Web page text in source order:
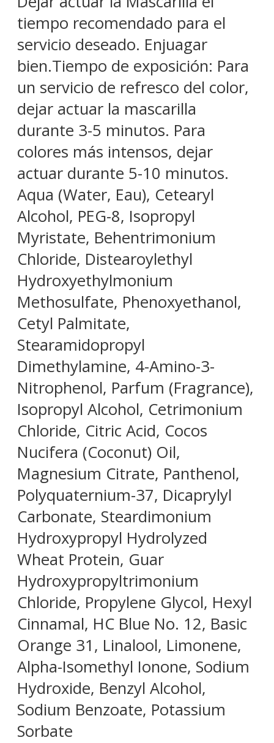
tiempo recomendado para el
servicio deseado. Enjuagar
bien.Tiempo de exposición: Para
un servicio de refresco del color,
dejar actuar la mascarilla
durante 3-5 minutos. Para
colores más intensos, dejar
actuar durante 5-10 minutos.
Aqua (Water, Eau), Cetearyl
Alcohol, PEG-8, Isopropyl
Myristate, Behentrimonium
Chloride, Distearoylethyl
Hydroxyethylmonium
Methosulfate, Phenoxyethanol,
Cetyl Palmitate,
Stearamidopropyl
Dimethylamine, 4-Amino-3-
Nitrophenol, Parfum (Fragrance),
Isopropyl Alcohol, Cetrimonium
Chloride, Citric Acid, Cocos
Nucifera (Coconut) Oil,
Magnesium Citrate, Panthenol,
Polyquaternium-37, Dicaprylyl
Carbonate, Steardimonium
Hydroxypropyl Hydrolyzed
Wheat Protein, Guar
Hydroxypropyltrimonium
Chloride, Propylene Glycol, Hexyl
Cinnamal, HC Blue No. 12, Basic
Orange 31, Linalool, Limonene,
Alpha-Isomethyl Ionone, Sodium
Hydroxide, Benzyl Alcohol,
Sodium Benzoate, Potassium
Sorbate